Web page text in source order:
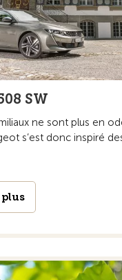
SW
ne sont plus en
s’est donc inspiré